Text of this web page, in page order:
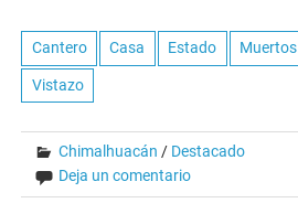
Cantero Casa Estado Muertos
Vistazo
Chimalhuacán / Destacado
Deja un comentario